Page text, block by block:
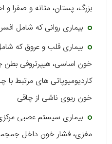
بزرگ، پستان، مثانه و صفرا و
بیماری روانی که شامل
بیماری قلب و عروق که
خون اساسی، هیپرتروفی بطن
کاردیومیوپاتی های مرتبط با
خون ریوی ناشی از چاقی
مغزی، فشار خون داخل